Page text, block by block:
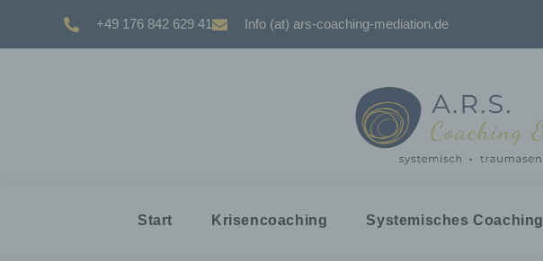
+49 176 842 629 41 Info (at) ars-coaching-mediation.de
Start Krisencoaching Systemisches Coaching